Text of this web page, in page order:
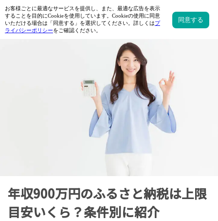
年収900万円のふるさと納税は上限
目安いくら？条件別に紹介